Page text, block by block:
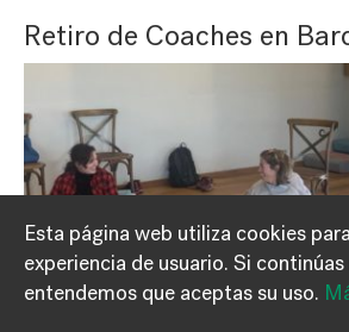
Información
Retiro de Coaches en
Esta página web utiliza cookies
experiencia de usuario. Si
entendemos que aceptas su uso.